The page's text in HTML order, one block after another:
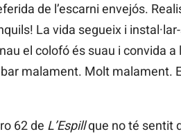
de l’escarni envejós.
La vida segueix i
el colofó és suau i convida a
malament. Molt malament.
62 de L’Espillque no té sentit